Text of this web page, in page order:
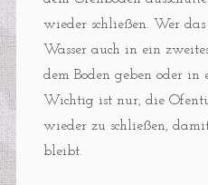
wieder schließen. Wer
Wasser auch in ein
dem Boden geben oder
Wichtig ist nur, die
wieder zu schließen,
bleibt.